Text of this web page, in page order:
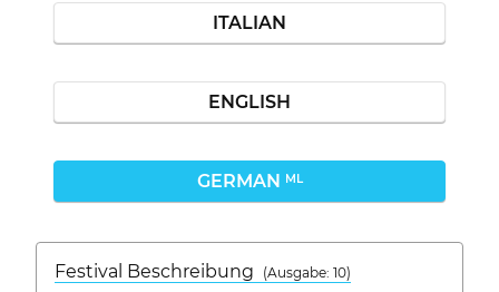
ITALIAN
ENGLISH
GERMAN ML
Festival Beschreibung
(Ausgabe: 10)